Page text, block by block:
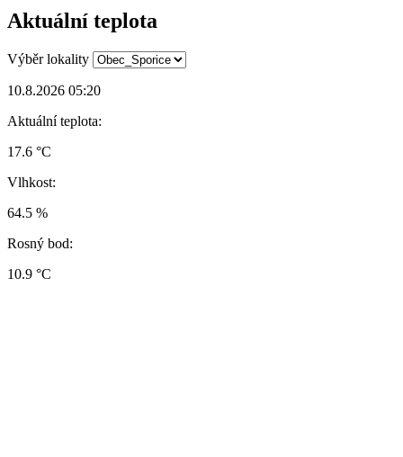
Aktuální teplota
Výběr lokality
10.8.2026 05:20
Aktuální teplota:
17.6 °C
Vlhkost:
64.5 %
Rosný bod:
10.9 °C